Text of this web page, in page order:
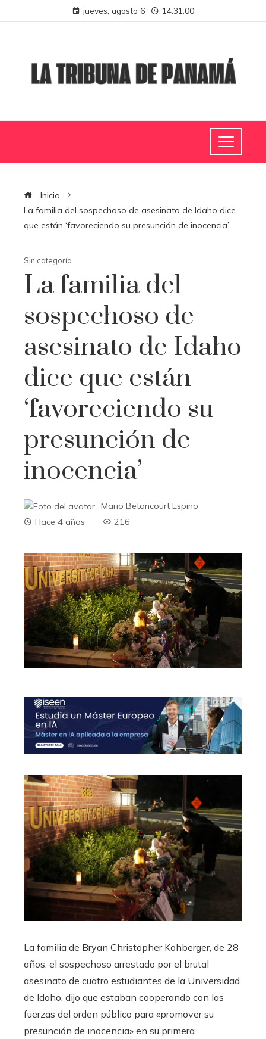
jueves, agosto 6 14:31:00
Inicio
La familia del sospechoso de asesinato de Idaho dice
que están ‘favoreciendo su presunción de inocencia’
Sin categoría
La familia del
sospechoso de
asesinato de Idaho
dice que están
‘favoreciendo su
presunción de
inocencia’
Mario Betancourt Espino
Hace 4 años
216
La familia de Bryan Christopher Kohberger, de 28
años, el sospechoso arrestado por el brutal
asesinato de cuatro estudiantes de la Universidad
de Idaho, dijo que estaban cooperando con las
fuerzas del orden público para «promover su
presunción de inocencia» en su primera